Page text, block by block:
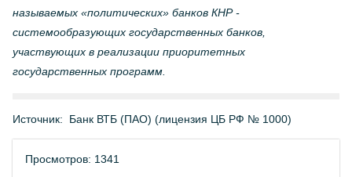
называемых «политических» банков КНР -
системообразующих государственных банков,
участвующих в реализации приоритетных
государственных программ.
Источник: Банк ВТБ (ПАО) (лицензия ЦБ РФ № 1000)
Просмотров: 1341